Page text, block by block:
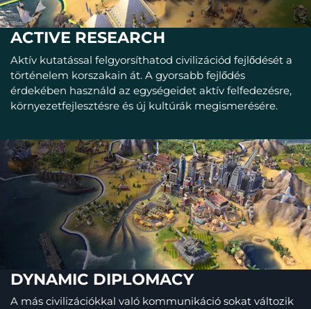
ACTIVE RESEARCH
Aktív kutatással felgyorsíthatod civilizációd fejlődését a
történelem korszakain át. A gyorsabb fejlődés
érdekében használd az egységeidet aktív felfedezésre,
környezetfejlesztésre és új kultúrák megismerésére.
DYNAMIC DIPLOMACY
A más civilizációkkal való kommunikáció sokat változik